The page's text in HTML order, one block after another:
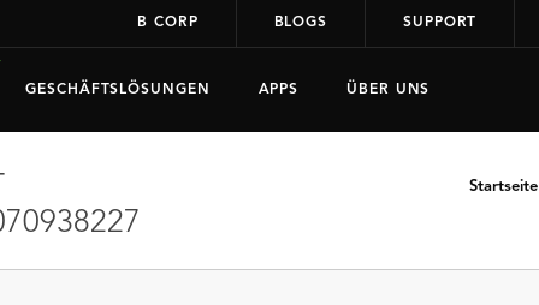
B CORP BLOGS SUPPORT
GESCHÄFTSLÖSUNGEN APPS ÜBER UNS
Startseite